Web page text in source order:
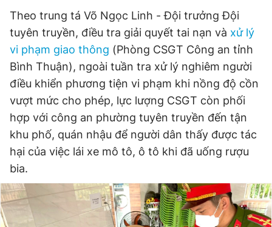
Đọc Thanh Niên trên điện thoại
Theo dõi báo trên
Hotline
Đặt báo Quảng cáo RSS Tòa soạn Chính sách bảo
Theo trung tá Võ Ngọc Linh - Đội trưởng Đội
tuyên truyền, điều tra giải quyết tai nạn và xử lý
vi phạm giao thông (Phòng CSGT Công an tỉnh
Bình Thuận), ngoài tuần tra xử lý nghiêm người
điều khiển phương tiện vi phạm khi nồng độ cồn
vượt mức cho phép, lực lượng CSGT còn phối
hợp với công an phường tuyên truyền đến tận
khu phố, quán nhậu để người dân thấy được tác
hại của việc lái xe mô tô, ô tô khi đã uống rượu
bia.